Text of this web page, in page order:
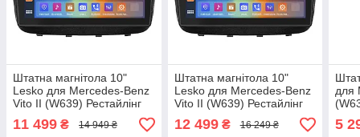
Штатна магнітола 10"
Lesko для Mercedes-Benz
Vito II (W639) Рестайлінг
2010-2014 2/32Gb CP 4G
Wi-Fi GPS Prime
11 499 ₴ 14 949 ₴
Штатна магнітола 10"
Lesko для Mercedes-Benz
Vito II (W639) Рестайлінг
2010-2014 4/64Gb CP 4G
Wi-Fi GPS Prime
12 499₴ 16 249 ₴
для
10"
5